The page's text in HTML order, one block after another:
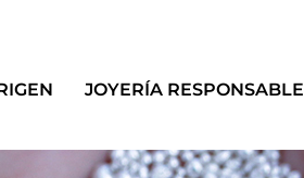
JOYERÍA RESPONSABLE